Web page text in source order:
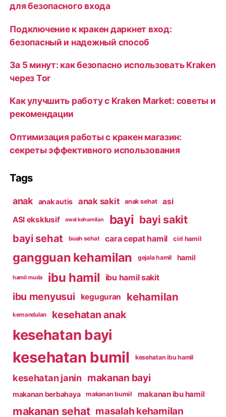
для безопасного входа
Подключение к кракен даркнет вход:
безопасный и надежный способ
За 5 минут: как безопасно использовать Kraken
через Tor
Как улучшить работу с Kraken Market: советы и
рекомендации
Оптимизация работы с кракен магазин:
секреты эффективного использования
Tags
anak anak autis anak sakit anak sehat
asi
ASI eksklusif
awal kehamilan bayi bayi sakit
bayi sehat buah sehat cara cepat hamil ciri hamil
gangguan kehamilan gejala hamil hamil
hamil muda ibu hamil ibu hamil sakit
ibu menyusui keguguran kehamilan
kemandulan kesehatan anak
kesehatan bayi
kesehatan bumil kesehatan ibu hamil
kesehatan janin makanan bayi
makanan berbahaya makanan bumil makanan ibu hamil
makanan sehat masalah kehamilan